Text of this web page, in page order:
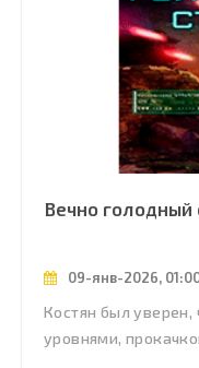
Вечно голодный
09-янв-2026,
Костян был уверен,
уровнями,